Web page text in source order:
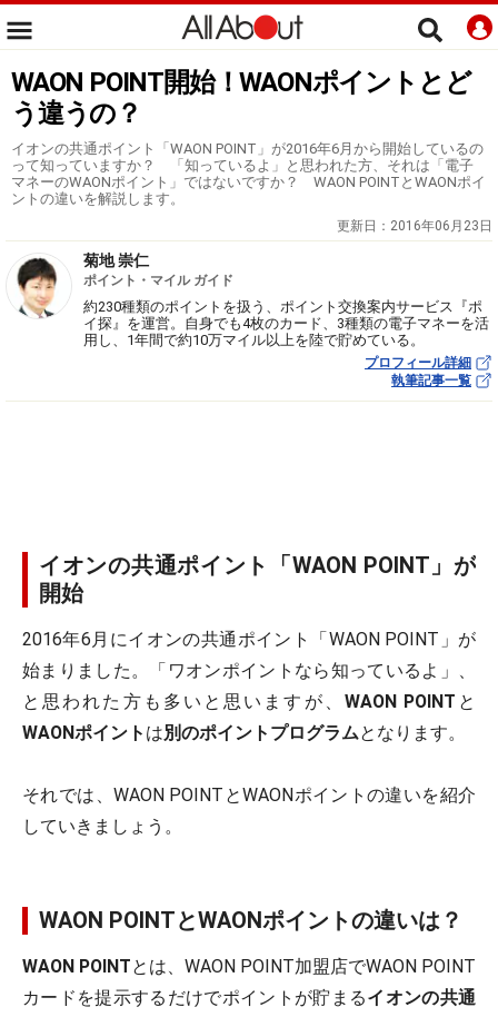
WAON POINT開始！WAONポイントとど
う違うの？
イオンの共通ポイント「WAON POINT」が2016年6月から開始しているの
って知っていますか？ 「知っているよ」と思われた方、それは「電子
マネーのWAONポイント」ではないですか？ WAON POINTとWAONポイ
ントの違いを解説します。
更新日： 2016年06月23日
菊地 崇仁
ポイント・マイル ガイド
約230種類のポイントを扱う、ポイント交換案内サービス『ポ
イ探』を運営。自身でも4枚のカード、3種類の電子マネーを活
用し、1年間で約10万マイル以上を陸で貯めている。
プロフィール詳細
執筆記事一覧
イオンの共通ポイント「WAON POINT」が
開始
2016年6月にイオンの共通ポイント「WAON POINT」が
始まりました。「ワオンポイントなら知っているよ」、
と思われた方も多いと思いますが、 WAON POINT と
WAONポイント は別のポイントプログラムとなります。
それでは、WAON POINTとWAONポイントの違いを紹介
していきましょう。
WAON POINTとWAONポイントの違いは？
WAON POINTとは、WAON POINT加盟店でWAON POINT
カードを提示するだけでポイントが貯まるイオンの共通